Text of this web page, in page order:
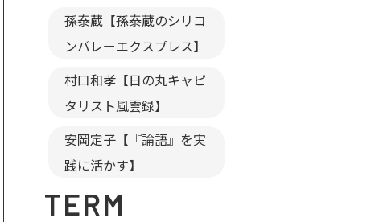
孫泰蔵【孫泰蔵のシリコ
ンバレーエクスプレス】
村口和孝【日の丸キャピ
タリスト風雲録】
安岡定子【『論語』を実
践に活かす】
TERM